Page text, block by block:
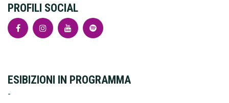
PROFILI SOCIAL
ESIBIZIONI IN PROGRAMMA
-